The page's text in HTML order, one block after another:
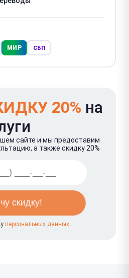
МИР СБП
20% на
сайте и мы предоставим
а также скидку 20%
персональных данных